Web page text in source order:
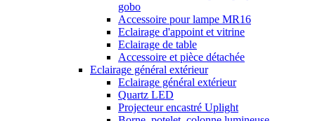
gobo
Accessoire pour lampe MR16
Eclairage d'appoint et vitrine
Eclairage de table
Accessoire et pièce détachée
Eclairage général extérieur
Eclairage général extérieur
Quartz LED
Projecteur encastré Uplight